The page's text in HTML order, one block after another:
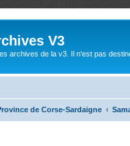
V3
archives de la v3. Il n'est pas
de Corse-Sardaigne